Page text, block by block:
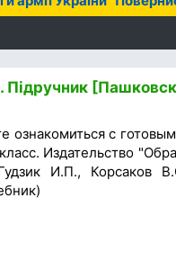
Підручник
ознакомиться с
Издательство
И.П., Корсаков